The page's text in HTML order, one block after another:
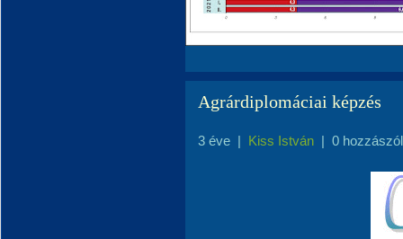
Agrárdiplomáciai képzés
3 éve | Kiss István | 0